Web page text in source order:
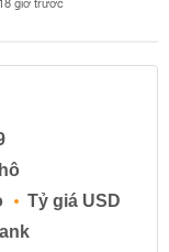
18 giờ trước
Tỷ giá USD